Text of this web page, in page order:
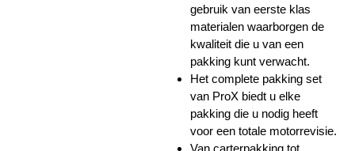
gebruik van eerste klas
materialen waarborgen de
kwaliteit die u van een
pakking kunt verwacht.
Het complete pakking set
van ProX biedt u elke
pakking die u nodig heeft
voor een totale motorrevisie.